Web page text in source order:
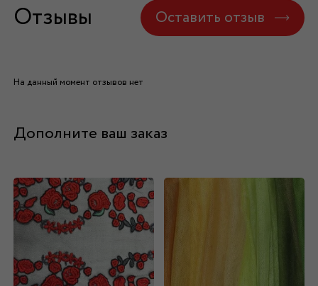
Отзывы Оставить отзыв
На данный момент отзывов нет
Дополните ваш заказ